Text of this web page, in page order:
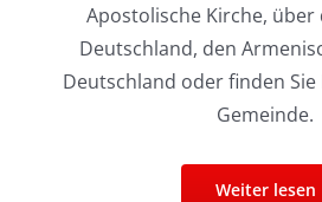
Apostolische Kirche, über
Deutschland, den
Deutschland oder finden
Gemeinde.
Weiter lesen